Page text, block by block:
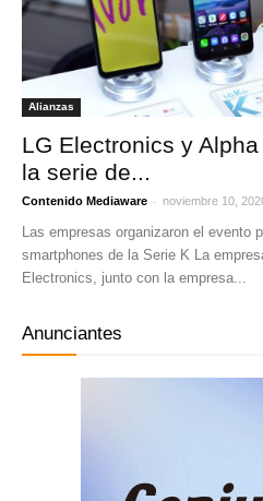
Alianzas
LG Electronics y
la serie de...
Contenido Mediaware - noviembre 10,
Las empresas organizaron el evento
smartphones de la Serie K La
Electronics, junto con la empresa...
Anunciantes